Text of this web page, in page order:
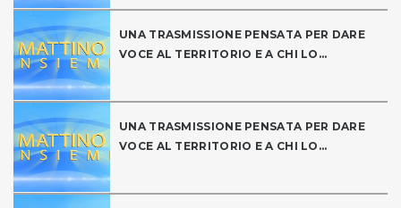
UNA TRASMISSIONE PENSATA PER DARE
VOCE AL TERRITORIO E A CHI LO...
UNA TRASMISSIONE PENSATA PER DARE
VOCE AL TERRITORIO E A CHI LO...